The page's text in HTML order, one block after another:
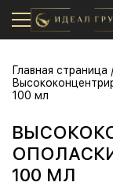
Главная страница
100 мл
100 МЛ